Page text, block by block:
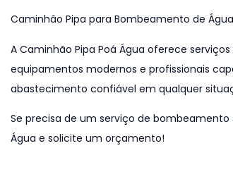
Caminhão Pipa para Bombeamento de Água
A Caminhão Pipa Poá Água oferece
equipamentos modernos e profissionais
abastecimento confiável em qualquer
Se precisa de um serviço de
Água e solicite um orçamento!